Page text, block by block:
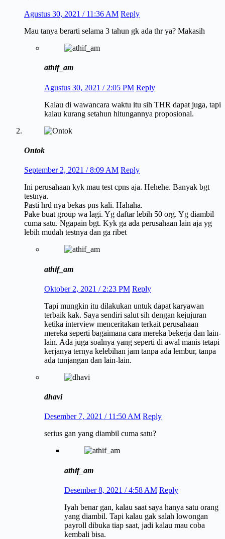
Agustus 30, 2021 / 11:36 AM Reply
Mau tanya berarti selama 3 tahun gk ada thr ya? Makasih
athif_am
Agustus 30, 2021 / 2:05 PM Reply
Kalau di wawancara waktu itu sih THR dapat juga, tapi
kalau kurang setahun hitungannya proposional.
Ontok
September 2, 2021 / 8:09 AM Reply
Ini perusahaan kyk mau test cpns aja. Hehehe. Banyak bgt
testnya.
Pasti hrd nya bekas pns kali. Hahaha.
Pake buat group wa lagi. Yg daftar lebih 50 org. Yg diambil
cuma satu. Ngapain bgt. Kyk ga ada perusahaan lain aja yg
lebih mudah testnya dan ga ribet
athif_am
Oktober 2, 2021 / 2:23 PM Reply
Tapi mungkin itu dilakukan untuk dapat karyawan
terbaik kak. Saya sendiri salut sih dengan kejujuran
ketika interview menceritakan terkait perusahaan
mereka seperti bagaimana cara mereka bekerja dan lain-
lain. Ada juga soalnya yang seperti di awal manis tetapi
kerjanya ternya kelebihan jam tanpa ada lembur, tanpa
ada tunjangan dan lain-lain.
dhavi
Desember 7, 2021 / 11:50 AM Reply
serius gan yang diambil cuma satu?
athif_am
Desember 8, 2021 / 4:58 AM Reply
Iyah benar gan, kalau saat saya hanya satu orang
yang diambil. Tapi kalau gak salah lowongan
payroll dibuka tiap saat, jadi kalau mau coba
kembali bisa.